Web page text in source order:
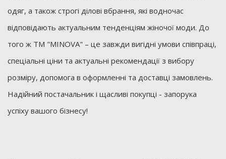
одяг, а також строгі ділові вбрання, які водночас
відповідають актуальним тенденціям жіночої моди. До
того ж ТМ "MINOVA" – це завжди вигідні умови співпраці,
спеціальні ціни та актуальні рекомендації з вибору
розміру, допомога в оформленні та доставці замовлень.
Надійний постачальник і щасливі покупці - запорука
успіху вашого бізнесу!